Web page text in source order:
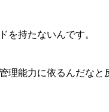
を持たないんです。
能力に依るんだなと